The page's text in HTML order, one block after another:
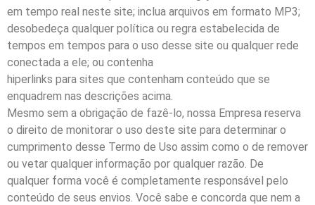
em tempo real neste site; inclua arquivos em formato MP3;
desobedeça qualquer política ou regra estabelecida de
tempos em tempos para o uso desse site ou qualquer rede
conectada a ele; ou contenha
hiperlinks para sites que contenham conteúdo que se
enquadrem nas descrições acima.
Mesmo sem a obrigação de fazê-lo, nossa Empresa reserva
o direito de monitorar o uso deste site para determinar o
cumprimento desse Termo de Uso assim como o de remover
ou vetar qualquer informação por qualquer razão. De
qualquer forma você é completamente responsável pelo
conteúdo de seus envios. Você sabe e concorda que nem a